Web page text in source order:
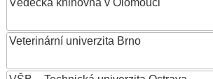
Vědecká knihovna v Olomouci
Veterinární univerzita Brno